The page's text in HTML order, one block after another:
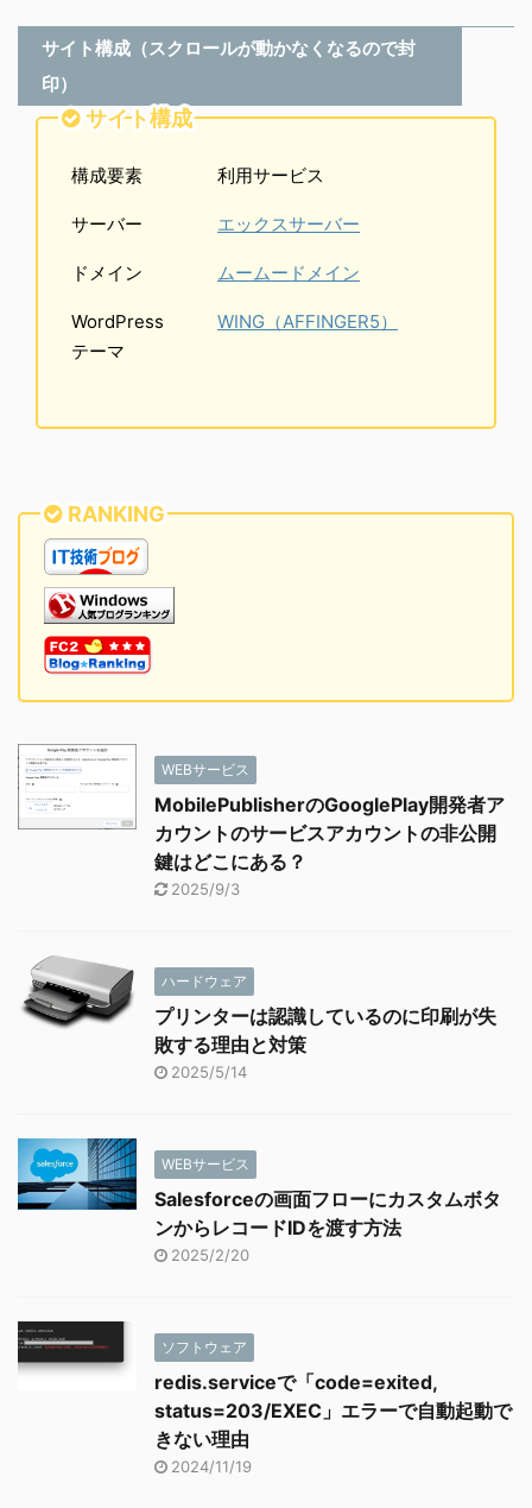
サイト構成（スクロールが動かなくなるので封
印）
サイト構成
構成要素 利用サービス
サーバー エックスサーバー
ドメイン ムームードメイン
WordPress
テーマ
WING（AFFINGER5）
RANKING
WEBサービス
MobilePublisherのGooglePlay開発者ア
カウントのサービスアカウントの非公開
鍵はどこにある？
2025/9/3
ハードウェア
プリンターは認識しているのに印刷が失
敗する理由と対策
2025/5/14
WEBサービス
Salesforceの画面フローにカスタムボタ
ンからレコードIDを渡す方法
2025/2/20
ソフトウェア
redis.serviceで「code=exited,
status=203/EXEC」エラーで自動起動で
きない理由
2024/11/19